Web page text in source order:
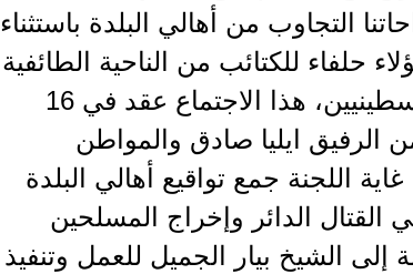
التجاوب من أهالي البلدة باستثناء
حلفاء للكتائب من الناحية الطائفية
والعنصرية حيث يكنون الحقد والكراهية للفلسطينيين، هذا الاجتماع عقد في 16
لجنة من الرفيق ايليا صادق والمواطن
اللجنة جمع تواقيع أهالي البلدة
الدائر وإخراج المسلحين
إلى الشيخ بيار الجميل للعمل وتنفيذ